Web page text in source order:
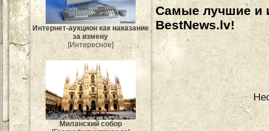
Интернет-аукцион как наказание
за измену
[Интересное]
Миланский собор
Самые лучшие и
BestNews.lv!